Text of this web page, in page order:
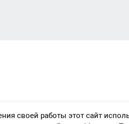
своей работы этот сайт